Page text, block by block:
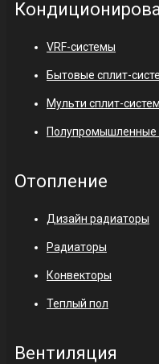
VRF-системы
Бытовые сплит-
Мульти сплит-
Полупромышленные
Отопление
Дизайн радиаторы
Радиаторы
Конвекторы
Теплый пол
Вентиляция